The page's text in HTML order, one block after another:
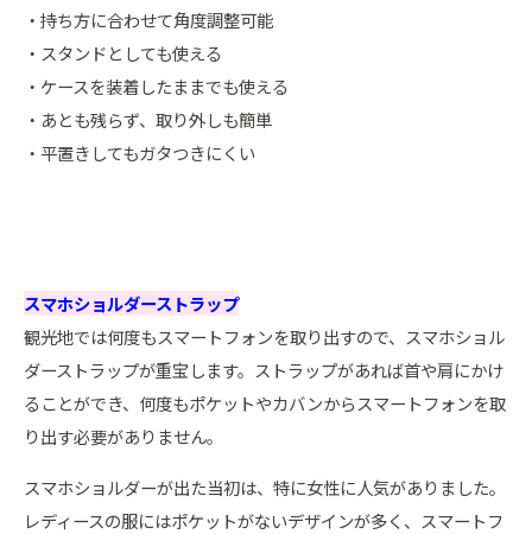
・持ち方に合わせて角度調整可能
・スタンドとしても使える
・ケースを装着したままでも使える
・あとも残らず、取り外しも簡単
・平置きしてもガタつきにくい
スマホショルダーストラップ
観光地では何度もスマートフォンを取り出すので、スマホショル
ダーストラップが重宝します。ストラップがあれば首や肩にかけ
ることができ、何度もポケットやカバンからスマートフォンを取
り出す必要がありません。
スマホショルダーが出た当初は、特に女性に人気がありました。
レディースの服にはポケットがないデザインが多く、スマートフ